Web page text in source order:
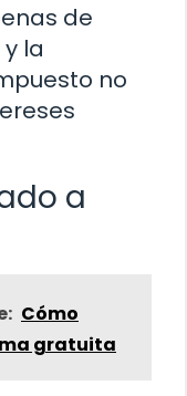
de
la
no
a
Cómo
gratuita